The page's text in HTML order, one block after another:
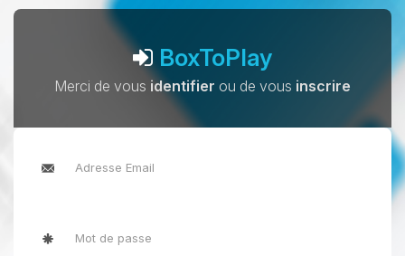
BoxToPlay
Merci de vous identifier ou de vous inscrire